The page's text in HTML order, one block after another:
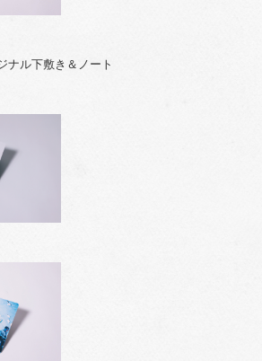
ナル下敷き＆ノート